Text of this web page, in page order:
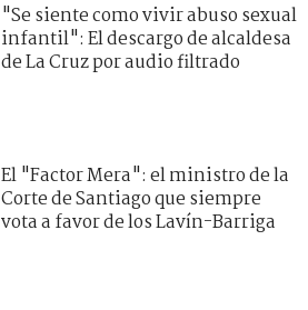
"Se siente como vivir abuso sexual
infantil": El descargo de alcaldesa
de La Cruz por audio filtrado
El "Factor Mera": el ministro de la
Corte de Santiago que siempre
vota a favor de los Lavín-Barriga